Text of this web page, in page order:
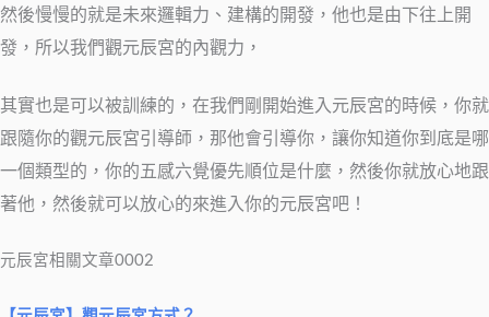
然後慢慢的就是未來邏輯力、建構的開發，他也是由下往上開
發，所以我們觀元辰宮的內觀力，
其實也是可以被訓練的，在我們剛開始進入元辰宮的時候，你就
跟隨你的觀元辰宮引導師，那他會引導你，讓你知道你到底是哪
一個類型的，你的五感六覺優先順位是什麼，然後你就放心地跟
著他，然後就可以放心的來進入你的元辰宮吧！
元辰宮相關文章0002